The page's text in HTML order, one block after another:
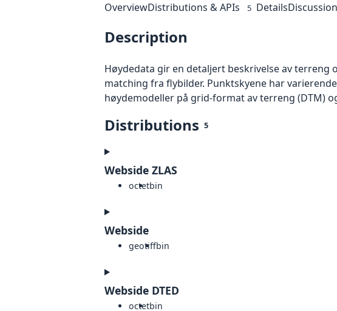
OverviewDistributions & APIs 5 Details
Description
Høydedata gir en detaljert beskrivelse av
matching fra flybilder. Punktskyene har
høydemodeller på grid-format av terreng (DTM)
Distributions 5
Webside ZLAS
octetbin
Webside
geotiffbin
Webside DTED
octetbin